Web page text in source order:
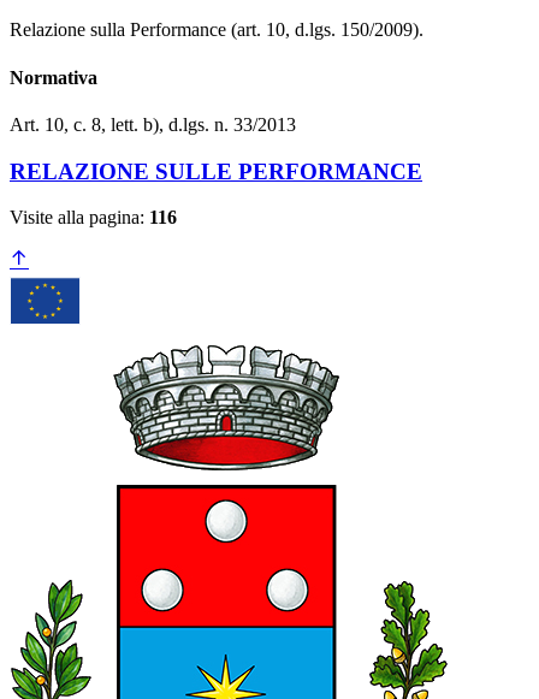
Relazione sulla Performance (art. 10, d.lgs. 150/2009).
Normativa
Art. 10, c. 8, lett. b), d.lgs. n. 33/2013
RELAZIONE SULLE PERFORMANCE
Visite alla pagina: 116